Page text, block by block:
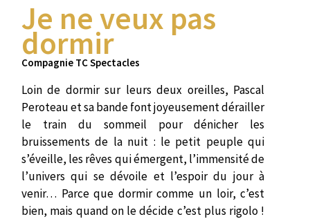
Je ne veux pas
dormir
Compagnie TC Spectacles
Loin de dormir sur leurs deux oreilles, Pascal
Peroteau et sa bande font joyeusement dérailler
le train du sommeil pour dénicher les
bruissements de la nuit : le petit peuple qui
s’éveille, les rêves qui émergent, l’immensité de
l’univers qui se dévoile et l’espoir du jour à
venir… Parce que dormir comme un loir, c’est
bien, mais quand on le décide c’est plus rigolo !